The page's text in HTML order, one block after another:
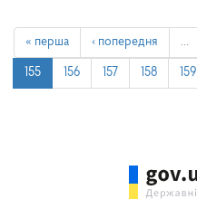
« перша ‹ попередня …
155 156 157 158 159